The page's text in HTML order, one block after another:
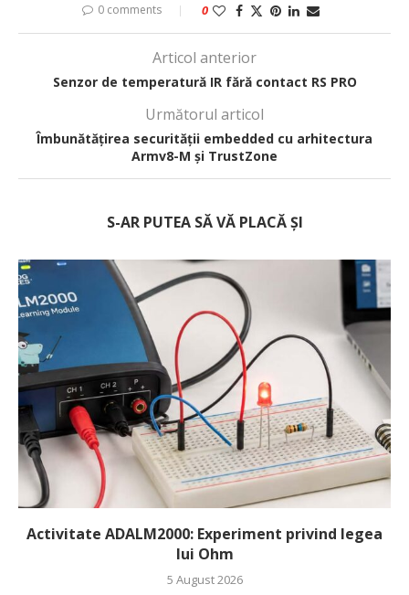
0 comments 0
Articol anterior
Senzor de temperatură IR fără contact RS PRO
Următorul articol
Îmbunătățirea securității embedded cu arhitectura
Armv8-M și TrustZone
S-AR PUTEA SĂ VĂ PLACĂ ȘI
Activitate ADALM2000: Experiment privind legea
lui Ohm
5 August 2026